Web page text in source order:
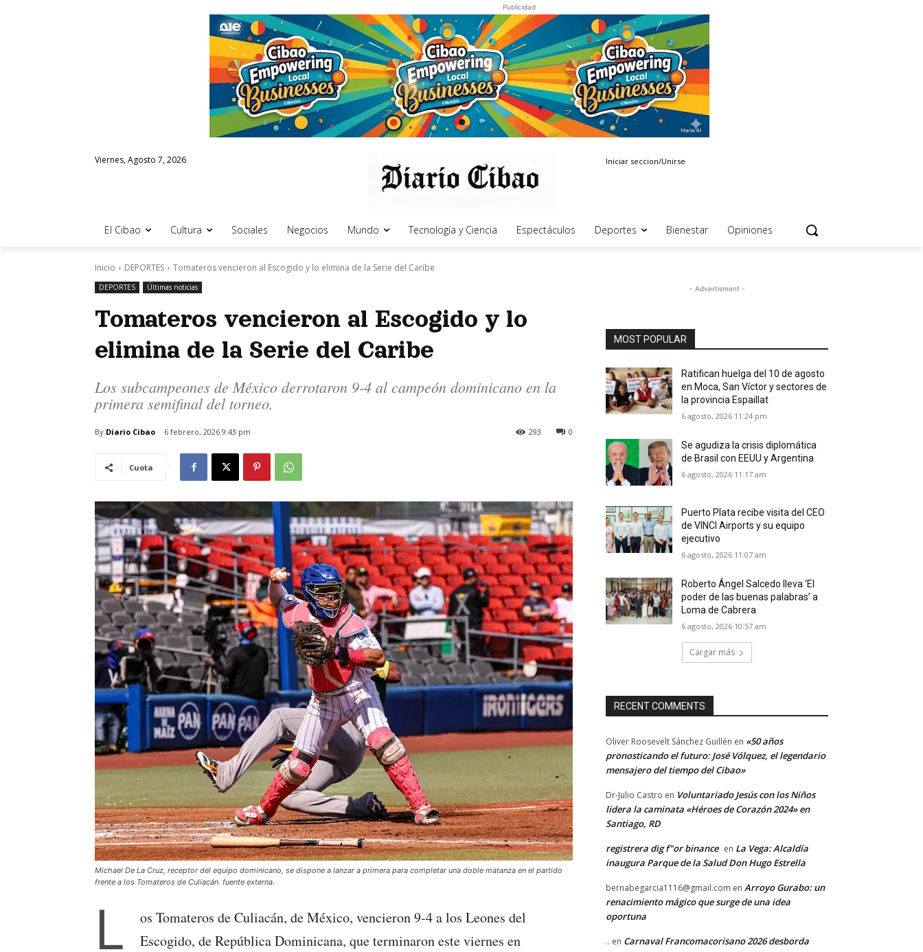
Publicidad
Viernes, Agosto 7, 2026 Iniciar seccion/Unirse
El Cibao Cultura Sociales Negocios Mundo Tecnología y Ciencia Espectáculos Deportes Bienestar Opiniones
Inicio DEPORTES Tomateros vencieron al Escogido y lo elimina de la Serie del Caribe
DEPORTES Últimas noticias
Tomateros vencieron al Escogido y lo
elimina de la Serie del Caribe
Los subcampeones de México derrotaron 9-4 al campeón dominicano en la
primera semifinal del torneo.
By Diario Cibao 6 febrero, 2026 9:43 pm 0
293
Cuota
Michael De La Cruz, receptor del equipo dominicano, se dispone a lanzar a primera para completar una doble matanza en el partido
frente a los Tomateros de Culiacán. fuente externa.
L
os Tomateros de Culiacán, de México, vencieron 9-4 a los Leones del
Escogido, de República Dominicana, que terminaron este viernes en
- Advertisment -
MOST POPULAR
Ratifican huelga del 10 de agosto
en Moca, San Víctor y sectores de
la provincia Espaillat
6 agosto, 2026 11:24 pm
Se agudiza la crisis diplomática
de Brasil con EEUU y Argentina
6 agosto, 2026 11:17 am
Puerto Plata recibe visita del CEO
de VINCI Airports y su equipo
ejecutivo
6 agosto, 2026 11:07 am
Roberto Ángel Salcedo lleva ‘El
poder de las buenas palabras’ a
Loma de Cabrera
6 agosto, 2026 10:57 am
Cargar más
RECENT COMMENTS
Oliver Roosevelt Sánchez Guillén en «50 años
pronosticando el futuro: José Vólquez, el legendario
mensajero del tiempo del Cibao»
Dr-Julio Castro en Voluntariado Jesús con los Niños
lidera la caminata «Héroes de Corazón 2024» en
Santiago, RD
registrera dig f"or binance en La Vega: Alcaldía
inaugura Parque de la Salud Don Hugo Estrella
bernabegarcia1116@gmail.com en Arroyo Gurabo: un
renacimiento mágico que surge de una idea
oportuna
.. en Carnaval Francomacorisano 2026 desborda